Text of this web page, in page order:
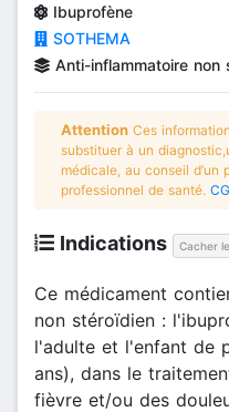
Ibuprofène
SOTHEMA
Anti-inflammatoire non
Attention Ces
substituer à un
médicale, au conseil d’un
professionnel de santé.
Indications Cacher
Ce médicament
non stéroïdien :
l'adulte et l'enfant de
ans), dans le
fièvre et/ou des